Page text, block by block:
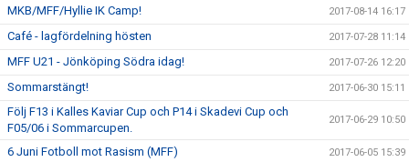
MKB/MFF/Hyllie IK Camp! 2017-08-14 16:17
Café - lagfördelning hösten 2017-07-28 11:14
MFF U21 - Jönköping Södra idag! 2017-07-26 12:20
Sommarstängt! 2017-06-30 15:11
Följ F13 i Kalles Kaviar Cup och P14 i Skadevi Cup och
F05/06 i Sommarcupen.
2017-06-29 10:50
6 Juni Fotboll mot Rasism (MFF) 2017-06-05 15:39